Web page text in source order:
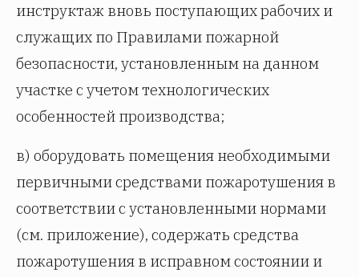
инструктаж вновь поступающих рабочих и
служащих по Правилами пожарной
безопасности, установленным на данном
участке с учетом технологических
особенностей производства;
в) оборудовать помещения необходимыми
первичными средствами пожаротушения в
соответствии с установленными нормами
(см. приложение), содержать средства
пожаротушения в исправном состоянии и